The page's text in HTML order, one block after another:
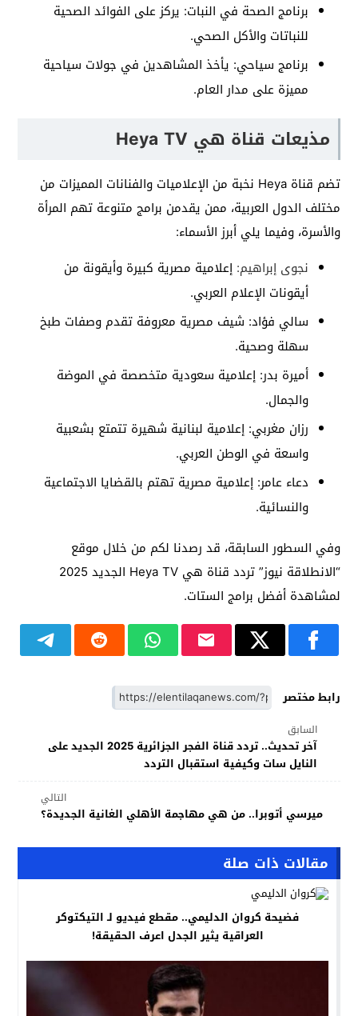
برنامج الصحة في النبات: يركز على الفوائد الصحية
للنباتات والأكل الصحي.
برنامج سياحي: يأخذ المشاهدين في جولات سياحية
مميزة على مدار العام.
مذيعات قناة هي Heya TV
تضم قناة Heya نخبة من الإعلاميات والفنانات المميزات من
مختلف الدول العربية، ممن يقدمن برامج متنوعة تهم المرأة
والأسرة، وفيما يلي أبرز الأسماء:
نجوى إبراهيم: إعلامية مصرية كبيرة وأيقونة من
أيقونات الإعلام العربي.
سالي فؤاد: شيف مصرية معروفة تقدم وصفات طبخ
سهلة وصحية.
أميرة بدر: إعلامية سعودية متخصصة في الموضة
والجمال.
رزان مغربي: إعلامية لبنانية شهيرة تتمتع بشعبية
واسعة في الوطن العربي.
دعاء عامر: إعلامية مصرية تهتم بالقضايا الاجتماعية
والنسائية.
وفي السطور السابقة، قد رصدنا لكم من خلال موقع
“الانطلاقة نيوز” تردد قناة هي Heya TV الجديد 2025
لمشاهدة أفضل برامج الستات.
رابط مختصر
السابق
آخر تحديث.. تردد قناة الفجر الجزائرية 2025 الجديد على
النايل سات وكيفية استقبال التردد
التالي
ميرسي أتوبرا.. من هي مهاجمة الأهلي الغانية الجديدة؟
مقالات ذات صلة
فضيحة كروان الدليمي.. مقطع فيديو لـ التيكتوكر
العراقية يثير الجدل اعرف الحقيقة!